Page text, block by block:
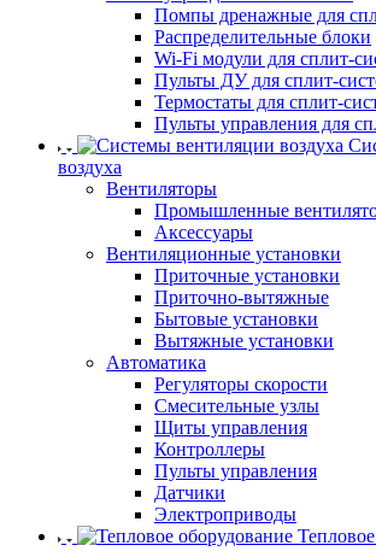
Помпы дренажные для
Распределительные блоки
Wi-Fi модули для сплит-
Пульты ДУ для сплит-
Термостаты для сплит-
Пульты управления для
воздуха
Вентиляторы
Промышленные
Аксессуары
Вентиляционные установки
Приточные установки
Приточно-вытяжные
Бытовые установки
Вытяжные установки
Автоматика
Регуляторы скорости
Смесительные узлы
Щиты управления
Контроллеры
Пульты управления
Датчики
Электроприводы